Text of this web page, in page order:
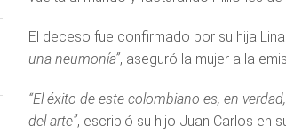
El deceso fue confirmado por su hija
una neumonía”, aseguró la mujer a la
“El éxito de este colombiano es, en
del arte”, escribió su hijo Juan Carlos en